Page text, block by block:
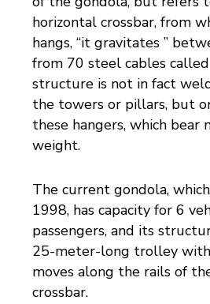
horizontal crossbar, from
hangs, “it gravitates ”
from 70 steel cables
structure is not in fact
the towers or pillars, but
these hangers, which bear
weight.
The current gondola,
1998, has capacity for 6
passengers, and its
25-meter-long trolley
moves along the rails of
crossbar.